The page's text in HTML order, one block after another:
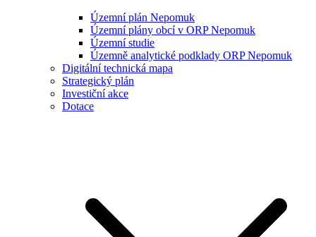
Územní plán Nepomuk
Územní plány obcí v ORP Nepomuk
Územní studie
Územně analytické podklady ORP Nepomuk
Digitální technická mapa
Strategický plán
Investiční akce
Dotace